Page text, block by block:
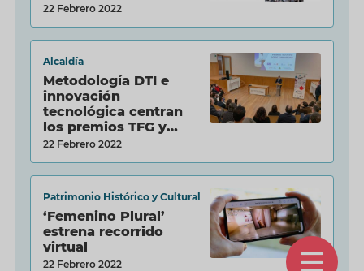
22 Febrero 2022
Alcaldía
Metodología DTI e
innovación
tecnológica centran
los premios TFG y
TFM...
22 Febrero 2022
Patrimonio Histórico y Cultural
‘Femenino Plural’
estrena recorrido
virtual
22 Febrero 2022